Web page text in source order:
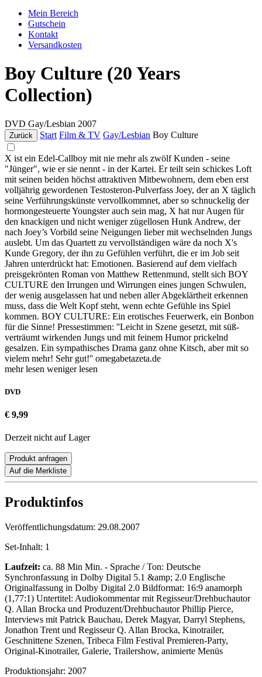
Mein Bereich
Gutschein
Kontakt
Versandkosten
Boy Culture (20 Years
Collection)
DVD Gay/Lesbian 2007
Zurück Start Film & TV Gay/Lesbian Boy Culture
X ist ein Edel-Callboy mit nie mehr als zwölf Kunden - seine
"Jünger", wie er sie nennt - in der Kartei. Er teilt sein schickes Loft
mit seinen beiden höchst attraktiven Mitbewohnern, dem eben erst
volljährig gewordenen Testosteron-Pulverfass Joey, der an X täglich
seine Verführungskünste vervollkommnet, aber so schnuckelig der
hormongesteuerte Youngster auch sein mag, X hat nur Augen für
den knackigen und nicht weniger zügellosen Hunk Andrew, der
nach Joey’s Vorbild seine Neigungen lieber mit wechselnden Jungs
auslebt. Um das Quartett zu vervollständigen wäre da noch X's
Kunde Gregory, der ihn zu Gefühlen verführt, die er im Job seit
Jahren unterdrückt hat: Emotionen. Basierend auf dem vielfach
preisgekrönten Roman von Matthew Rettenmund, stellt sich BOY
CULTURE den Irrungen und Wirrungen eines jungen Schwulen,
der wenig ausgelassen hat und neben aller Abgeklärtheit erkennen
muss, dass die Welt Kopf steht, wenn echte Gefühle ins Spiel
kommen. BOY CULTURE: Ein erotisches Feuerwerk, ein Bonbon
für die Sinne! Pressestimmen: ''Leicht in Szene gesetzt, mit süß-
verträumt wirkenden Jungs und mit feinem Humor prickelnd
gesalzen. Ein sympathisches Drama ganz ohne Kitsch, aber mit so
vielem mehr! Sehr gut!'' omegabetazeta.de
mehr lesen weniger lesen
DVD
€ 9,99
Derzeit nicht auf Lager
Produkt anfragen
Auf die Merkliste
Produktinfos
Veröffentlichungsdatum: 29.08.2007
Set-Inhalt: 1
Laufzeit: ca. 88 Min Min. - Sprache / Ton: Deutsche
Synchronfassung in Dolby Digital 5.1 &amp; 2.0 Englische
Originalfassung in Dolby Digital 2.0 Bildformat: 16:9 anamorph
(1,77:1) Untertitel: Audiokommentar mit Regisseur/Drehbuchautor
Q. Allan Brocka und Produzent/Drehbuchautor Phillip Pierce,
Interviews mit Patrick Bauchau, Derek Magyar, Darryl Stephens,
Jonathon Trent und Regisseur Q. Allan Brocka, Kinotrailer,
Geschnittene Szenen, Tribeca Film Festival Premieren-Party,
Original-Kinotrailer, Galerie, Trailershow, animierte Menüs
Produktionsjahr: 2007